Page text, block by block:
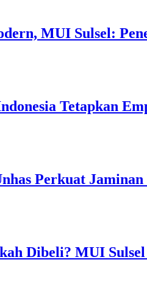
MUI Sulsel:
Tetapkan
Perkuat
Dibeli? MUI